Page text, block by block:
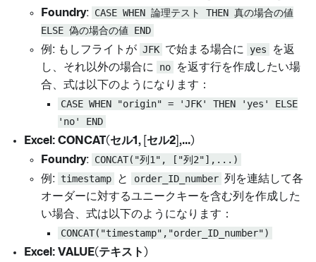
Foundry: CASE WHEN 論理テスト THEN 真の場合の値
ELSE 偽の場合の値 END
例: もしフライトが JFK で始まる場合に yes
を返
し、それ以外の場合に
no
を返す行を作成したい場
合、式は以下のようになります：
CASE WHEN "origin" = 'JFK' THEN 'yes' ELSE
'no' END
Excel: CONCAT(セル1, [セル2],…)
Foundry: CONCAT("列1", ["列2"],...)
例: timestamp と order_ID_number 列を連結して各
オーダーに対するユニークキーを含む列を作成した
い場合、式は以下のようになります：
CONCAT("timestamp","order_ID_number")
Excel: VALUE(テキスト)